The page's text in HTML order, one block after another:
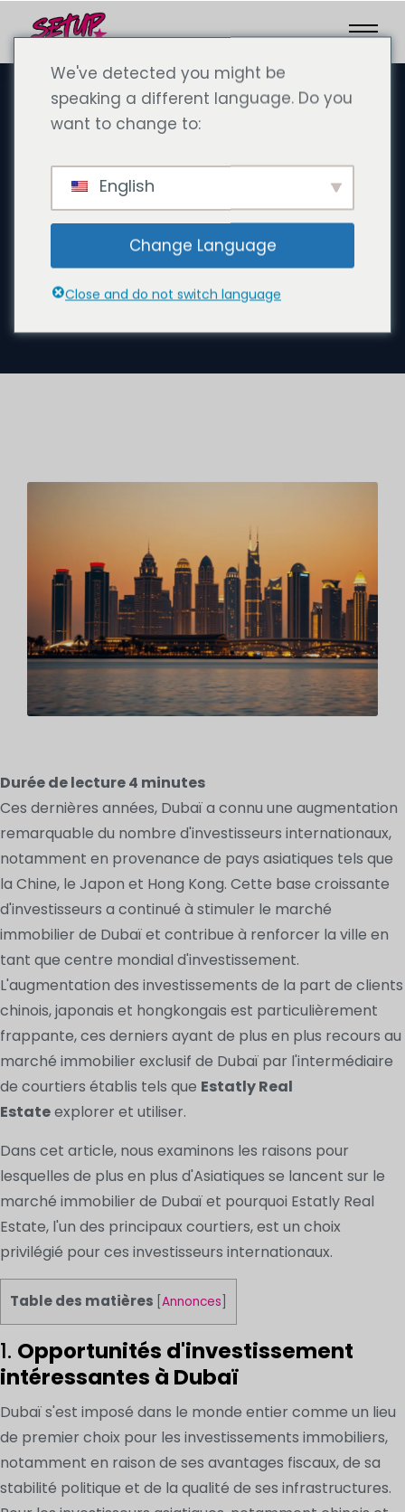
octobre 6, 2024
Pourquoi de plus en plus de
Chinois, de Japonais et
d'investisseurs de Hong Kong
investissent dans l'immobilier
à Dubaï avec Estatly Real
Estate
Durée de lecture4 minutes
Ces dernières années, Dubaï a connu une augmentation
remarquable du nombre d'investisseurs internationaux,
notamment en provenance de pays asiatiques tels que
la Chine, le Japon et Hong Kong. Cette base croissante
d'investisseurs a continué à stimuler le marché
immobilier de Dubaï et contribue à renforcer la ville en
tant que centre mondial d'investissement.
L'augmentation des investissements de la part de clients
chinois, japonais et hongkongais est particulièrement
frappante, ces derniers ayant de plus en plus recours au
marché immobilier exclusif de Dubaï par l'intermédiaire
de courtiers établis tels que Estatly Real
Estateexplorer et utiliser.
Dans cet article, nous examinons les raisons pour
lesquelles de plus en plus d'Asiatiques se lancent sur le
marché immobilier de Dubaï et pourquoi Estatly Real
Estate, l'un des principaux courtiers, est un choix
privilégié pour ces investisseurs internationaux.
Table des matières Annonces
1. Opportunités d'investissement
intéressantes à Dubaï
Dubaï s'est imposé dans le monde entier comme un lieu
de premier choix pour les investissements immobiliers,
notamment en raison de ses avantages fiscaux, de sa
stabilité politique et de la qualité de ses infrastructures.
We've detected you might be
speaking a different language. Do you
want to change to:
English
Change Language
Close and do not switch language